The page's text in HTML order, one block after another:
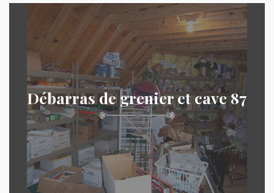
Débarras de grenier et cave 87